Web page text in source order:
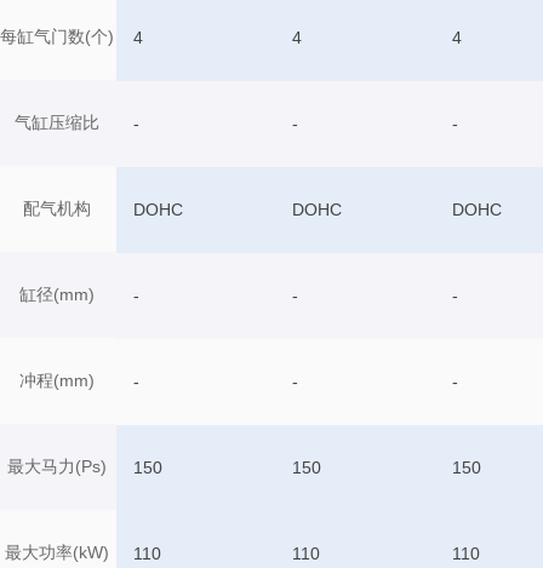
每缸气门数(个)
气缸压缩比
配气机构
缸径(mm)
冲程(mm)
最大马力(Ps)
最大功率(kW)
4 4 4
- - -
DOHC DOHC DOHC
- - -
- - -
150 150 150
110 110 110